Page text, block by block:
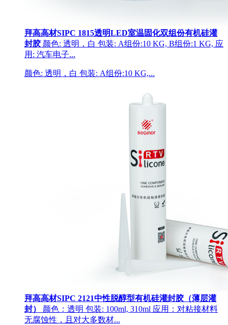
拜高高材SIPC 1815透明LED室温固化双组份有机硅灌
封胶 颜色: 透明，白 包装: A组份:10 KG, B组份:1 KG, 应
用: 汽车电子...
颜色: 透明，白 包装: A组份:10 KG,...
拜高高材SIPC 2121中性脱醇型有机硅灌封胶（薄层灌
封）
颜色：透明 包装: 100ml, 310ml 应用：对粘接材料
无腐蚀性，且对大多数材...